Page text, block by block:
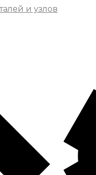
и узлов